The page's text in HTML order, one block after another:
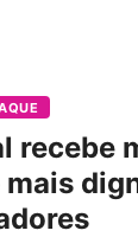
recebe
mais